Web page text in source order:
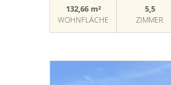
132,66 m²
WOHNFLÄCHE
5,5
ZIMMER